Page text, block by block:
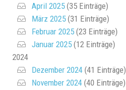
April 2025 (35 Einträge)
März 2025 (31 Einträge)
Februar 2025 (23 Einträge)
Januar 2025 (12 Einträge)
2024
Dezember 2024 (41 Einträge)
November 2024 (40 Einträge)